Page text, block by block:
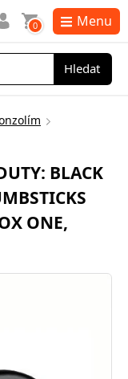
Hledat
0 Menu
BLACK
ONE,